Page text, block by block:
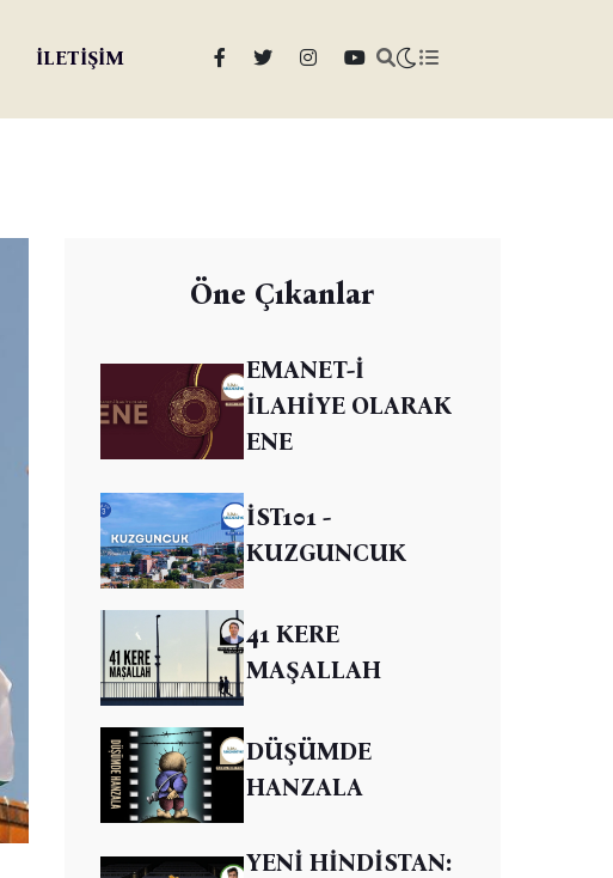
İLETİŞİM
Öne Çıkanlar
EMANET-İ
İLAHİYE OLARAK
ENE
İST101 -
KUZGUNCUK
41 KERE
MAŞALLAH
DÜŞÜMDE
HANZALA
YENİ HİNDİSTAN: